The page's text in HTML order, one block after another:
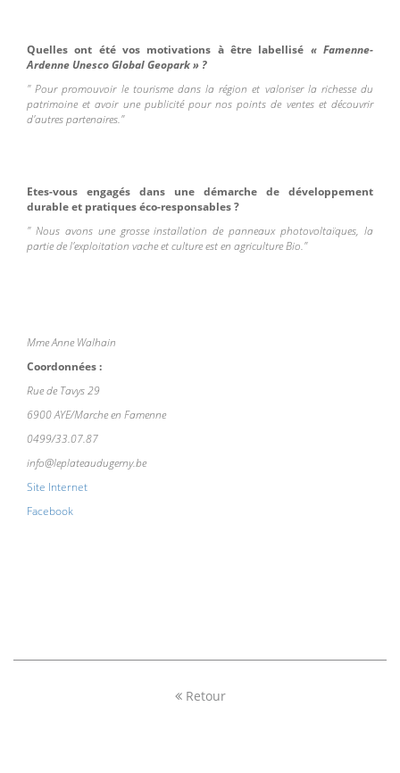
Quelles ont été vos motivations à être labellisé « Famenne-
Ardenne Unesco Global Geopark » ?
" Pour promouvoir le tourisme dans la région et valoriser la richesse du
patrimoine et avoir une publicité pour nos points de ventes et découvrir
d'autres partenaires."
Etes-vous engagés dans une démarche de développement
durable et pratiques éco-responsables ?
" Nous avons une grosse installation de panneaux photovoltaïques, la
partie de l'exploitation vache et culture est en agriculture Bio."
Mme Anne Walhain
Coordonnées :
Rue de Tavys 29
6900 AYE/Marche en Famenne
0499/33.07.87
info@leplateaudugerny.be
Site Internet
Facebook
Retour